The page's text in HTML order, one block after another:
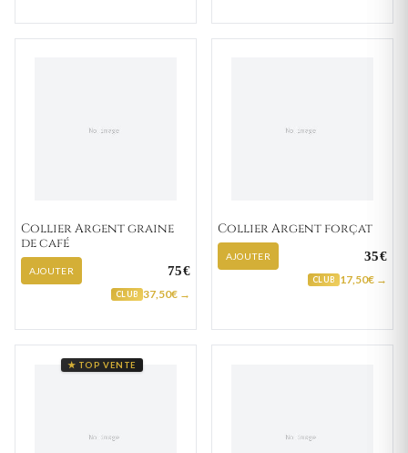
Collier Argent graine
de café
AJOUTER 75€
CLUB 37,50€ →
Collier Argent forçat
AJOUTER 35€
CLUB 17,50€ →
★ TOP VENTE